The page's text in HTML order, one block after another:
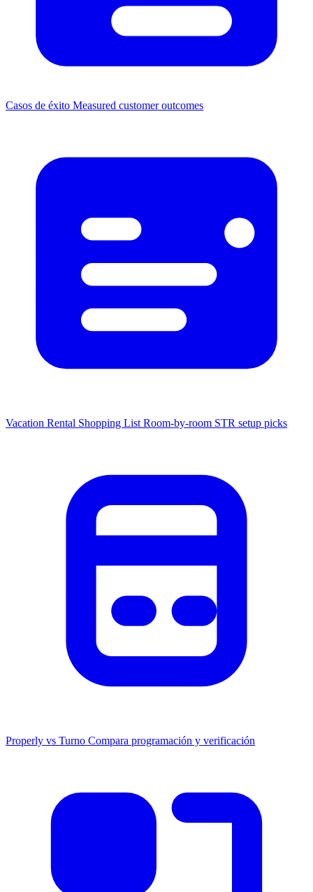
Casos de éxito Measured customer outcomes
Vacation Rental Shopping List Room-by-room STR setup picks
Properly vs Turno Compara programación y verificación